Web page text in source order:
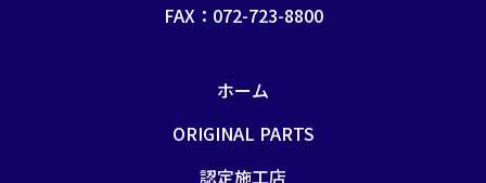
FAX：072-723-8800
ホーム
ORIGINAL PARTS
認定施工店